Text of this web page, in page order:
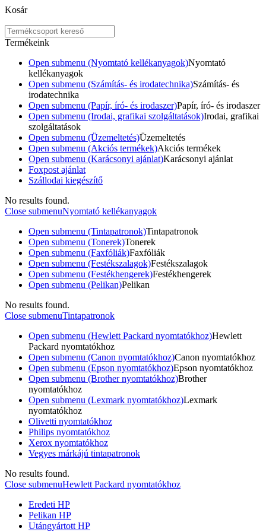
Kosár
Termékeink
Open submenu (Nyomtató kellékanyagok)Nyomtató
kellékanyagok
Open submenu (Számítás- és irodatechnika)Számítás- és
irodatechnika
Open submenu (Papír, író- és irodaszer)Papír, író- és irodaszer
Open submenu (Irodai, grafikai szolgáltatások)Irodai, grafikai
szolgáltatások
Open submenu (Üzemeltetés)Üzemeltetés
Open submenu (Akciós termékek)Akciós termékek
Open submenu (Karácsonyi ajánlat)Karácsonyi ajánlat
Foxpost ajánlat
Szállodai kiegészítő
No results found.
Close submenuNyomtató kellékanyagok
Open submenu (Tintapatronok)Tintapatronok
Open submenu (Tonerek)Tonerek
Open submenu (Faxfóliák)Faxfóliák
Open submenu (Festékszalagok)Festékszalagok
Open submenu (Festékhengerek)Festékhengerek
Open submenu (Pelikan)Pelikan
No results found.
Close submenuTintapatronok
Open submenu (Hewlett Packard nyomtatókhoz)Hewlett
Packard nyomtatókhoz
Open submenu (Canon nyomtatókhoz)Canon nyomtatókhoz
Open submenu (Epson nyomtatókhoz)Epson nyomtatókhoz
Open submenu (Brother nyomtatókhoz)Brother
nyomtatókhoz
Open submenu (Lexmark nyomtatókhoz)Lexmark
nyomtatókhoz
Olivetti nyomtatókhoz
Philips nyomtatókhoz
Xerox nyomtatókhoz
Vegyes márkájú tintapatronok
No results found.
Close submenuHewlett Packard nyomtatókhoz
Eredeti HP
Pelikan HP
Utángyártott HP